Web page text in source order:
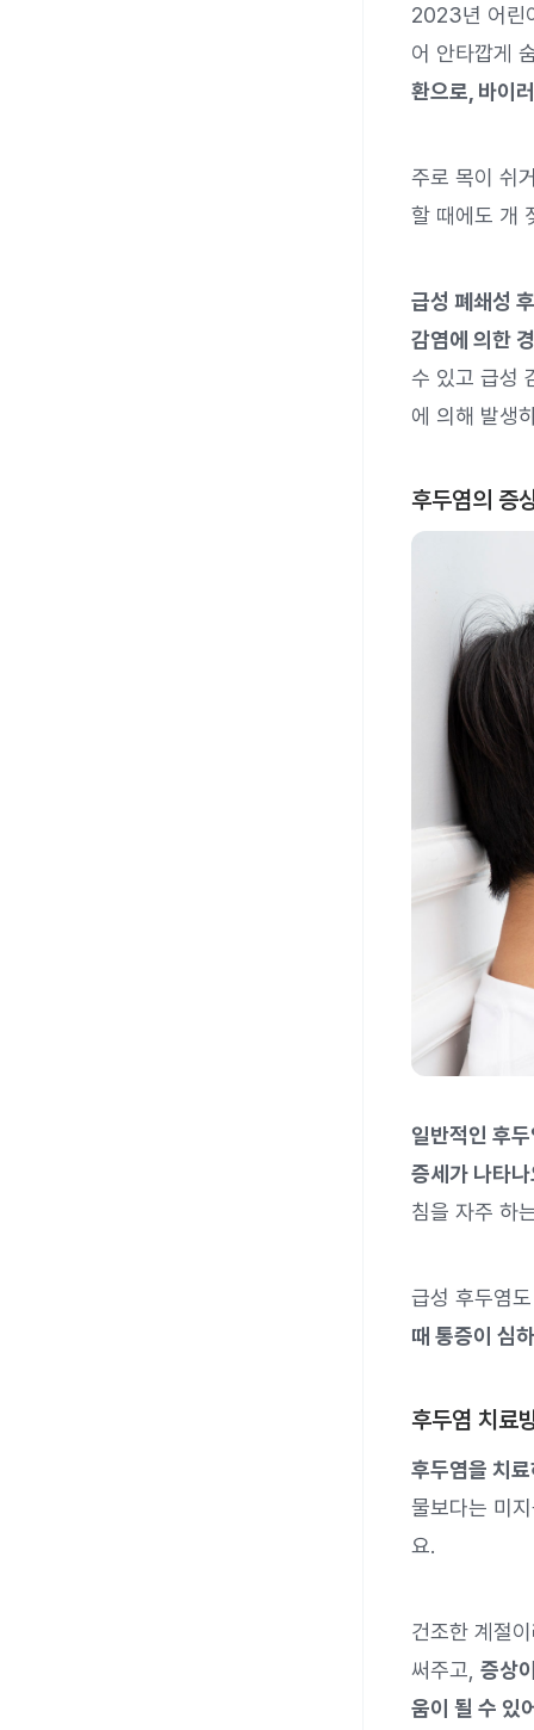
2023년 어린
어 안타깝게
환으로, 바이
주로 목이 쉬
할 때에도 개
급성 폐쇄성
감염에 의한
수 있고 급성
에 의해 발생
후두염의 증
일반적인 후
증세가 나타
침을 자주 하
급성 후두염
때 통증이 심
후두염 치료
후두염을 치
물보다는 미
요.
건조한 계절
써주고, 증상
움이 될 수 있